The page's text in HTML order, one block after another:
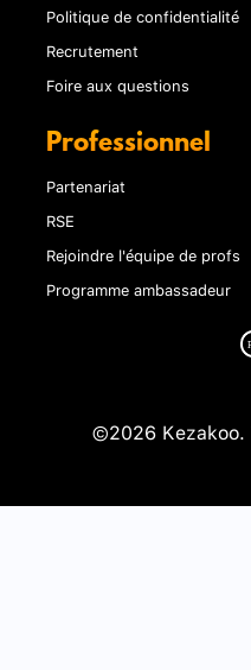
Politique de confidentialité
Recrutement
Foire aux questions
Professionnel
Partenariat
RSE
Rejoindre l'équipe de profs
Programme ambassadeur
©2026 Kezakoo.